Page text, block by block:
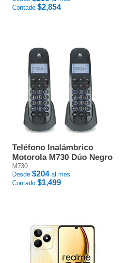
Contado $2,854
Teléfono Inalámbrico
Motorola M730 Dúo Negro
M730
Desde $204 al mes
Contado $1,499